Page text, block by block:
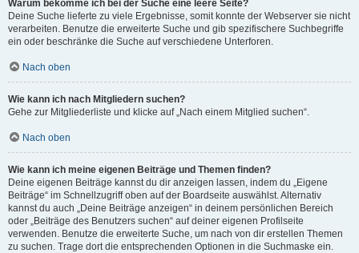
Warum bekomme ich bei der Suche eine leere Seite?
Deine Suche lieferte zu viele Ergebnisse, somit konnte der Webserver sie nicht
verarbeiten. Benutze die erweiterte Suche und gib spezifischere Suchbegriffe
ein oder beschränke die Suche auf verschiedene Unterforen.
Nach oben
Wie kann ich nach Mitgliedern suchen?
Gehe zur Mitgliederliste und klicke auf „Nach einem Mitglied suchen“.
Nach oben
Wie kann ich meine eigenen Beiträge und Themen finden?
Deine eigenen Beiträge kannst du dir anzeigen lassen, indem du „Eigene
Beiträge“ im Schnellzugriff oben auf der Boardseite auswählst. Alternativ
kannst du auch „Deine Beiträge anzeigen“ in deinem persönlichen Bereich
oder „Beiträge des Benutzers suchen“ auf deiner eigenen Profilseite
verwenden. Benutze die erweiterte Suche, um nach von dir erstellen Themen
zu suchen. Trage dort die entsprechenden Optionen in die Suchmaske ein.